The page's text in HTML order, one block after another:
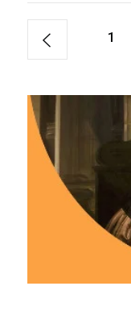
1